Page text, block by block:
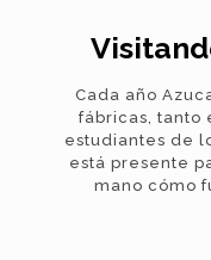
Cada año
fábricas, tanto
estudiantes de
está presente
mano cómo